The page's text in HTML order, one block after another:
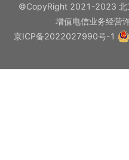
©CopyRight 2021-2023 北
增值电信业务经营
京ICP备2022027990号-1